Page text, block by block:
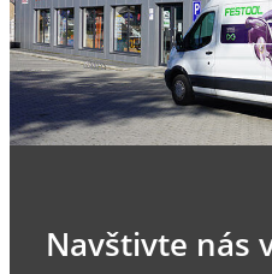
Navštivte nás